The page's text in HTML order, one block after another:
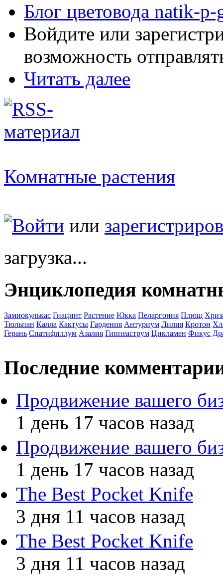
Блог цветовода natik-p-
Войдите или
возможность
Читать далее
Комнатные растения
Войти или
загрузка...
Энциклопедия
Замиокулькас Гиацинт Растение Юкка Пеларгония Плющ
Тюльпан Калла Кактусы Гардения Антуриум Лилия Кротон
Герань Спатифиллум Азалия Гиппеаструм Цикламен Фикус
Последние
Продвижение вашего
1 день 17 часов назад
Продвижение вашего
1 день 17 часов назад
The Best Pocket Knife
3 дня 11 часов назад
The Best Pocket Knife
3 дня 11 часов назад